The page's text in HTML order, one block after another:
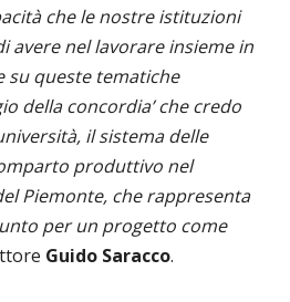
che le nostre istituzioni
avere nel lavorare insieme in
queste tematiche
della concordia’ che credo
il sistema delle
produttivo nel
Piemonte, che rappresenta
per un progetto come
Guido Saracco.